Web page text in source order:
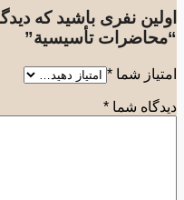
نفری باشید که
تأسيسية”
شما*
شما*